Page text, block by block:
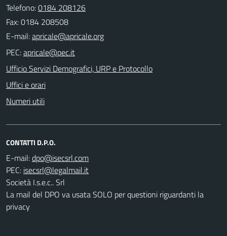
Telefono:0184 208126
Fax: 0184 208508
E-mail:
PEC:
Ufficio Servizi Demografici, URP e Protocollo
Uffici e orari
Numeri utili
CONTATTI D.P.O.
E-mail:
PEC:
Società I.s.e.c.. Srl
La mail del DPO va usata SOLO per questioni riguardanti la
privacy